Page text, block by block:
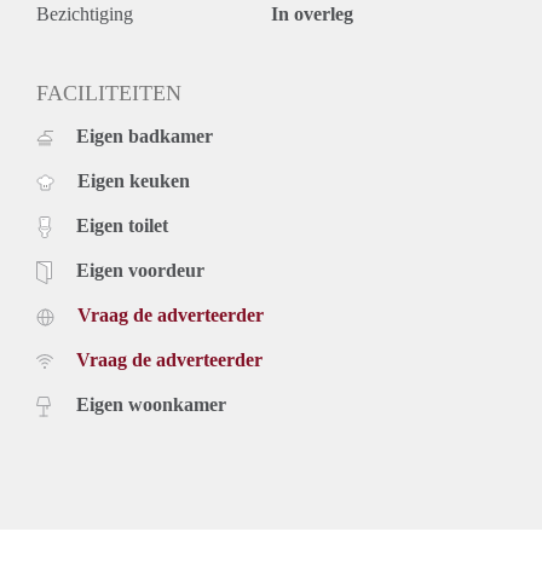
mag missen. Met zijn ideale ligging, ruime opzet en prachtige
hoofdstuk te beginnen. Start het leven in stijl en comfort in dit
Interesse?
Lunterenstraat 13 in Den Haag? Aarzel dan niet en neem
vandaag nog contact met ons op voor meer informatie of om
een bezichtiging in te plannen. Maak van deze woning jouw
nieuwe thuis!
Bezichtiging In overleg
FACILITEITEN
Eigen badkamer
Eigen keuken
Eigen toilet
Eigen voordeur
Vraag de adverteerder
Vraag de adverteerder
Eigen woonkamer